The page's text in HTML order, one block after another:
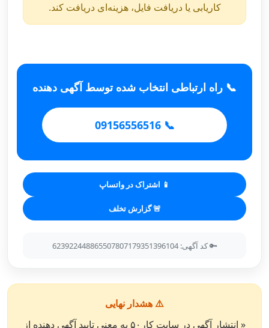
کاریابی یا دریافت فایل، هزینه‌ای دریافت کند.
📞 راه ارتباطی انتخاب شده توسط آگهی دهنده
📞 09156556516
📱 اشتراک در واتساپ
🚨 گزارش تخلف
🔑 کد آگهی: 623922448865507807179351396104
⚠️ هشدار نهایی
« انتشار آگهی در سایت کار۵۰ به معنی تایید آگهی دهنده از